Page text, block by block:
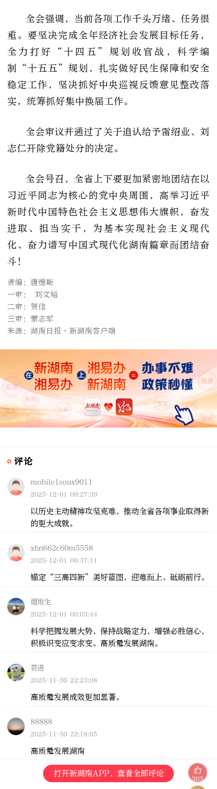
全会强调，当前各项工作千头万绪、任务很
重。要坚决完成全年经济社会发展目标任务，
全力打好“十四五”规划收官战，科学编
制“十五五”规划，扎实做好民生保障和安全
稳定工作，坚决抓好中央巡视反馈意见整改落
实，统筹抓好集中换届工作。
全会审议并通过了关于追认给予雷绍业、刘
志仁开除党籍处分的决定。
全会号召，全省上下要更加紧密地团结在以
习近平同志为核心的党中央周围，高举习近平
新时代中国特色社会主义思想伟大旗帜，奋发
进取、担当实干，为基本实现社会主义现代
化、奋力谱写中国式现代化湖南篇章而团结奋
斗！
责编：唐煜斯
一审： 刘文韬
二审：贺佳
三审：蒙志军
来源：湖南日报·新湖南客户端
评论
mobile1soux9011
2025-12-01 09:27:39
以历史主动精神攻坚克难，推动全省各项事业取得新
的更大成就。
xhn662c60m5558
2025-12-01 06:37:11
锚定“三高四新”美好蓝图，迎难而上、砥砺前行。
烟雨生
2025-12-01 00:03:44
科学把握发展大势，保持战略定力，增强必胜信心，
积极识变应变求变。高质量发展湖南。
芸进
2025-11-30 22:23:08
高质量发展成效更加显著。
88888
2025-11-30 22:18:05
高质量发展湖南
打开新湖南APP，查看全部评论
303